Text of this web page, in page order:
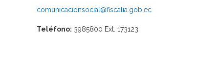
comunicacionsocial@fiscalia.gob.ec
Teléfono: 3985800 Ext. 173123